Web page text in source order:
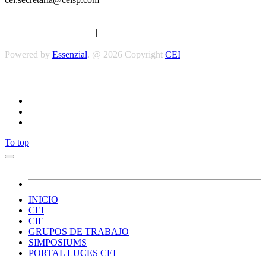
| | |
Powered by Essenzial. @ 2026 Copyright CEI
To top
INICIO
CEI
CIE
GRUPOS DE TRABAJO
SIMPOSIUMS
PORTAL LUCES CEI